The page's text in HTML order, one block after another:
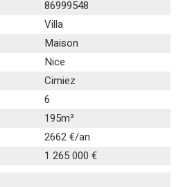
86999548
Villa
Maison
Nice
Cimiez
6
195m²
2662 €/an
1 265 000 €